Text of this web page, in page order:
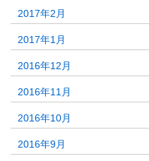
2017年2月
2017年1月
2016年12月
2016年11月
2016年10月
2016年9月